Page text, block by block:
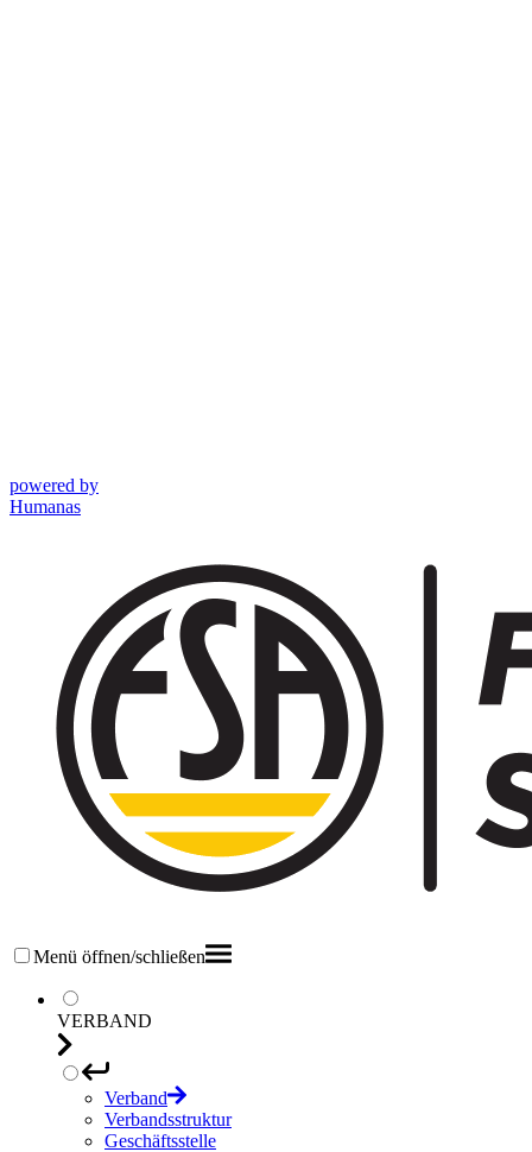
powered by
Humanas
Menü öffnen/schließen
VERBAND
Verband
Verbandsstruktur
Geschäftsstelle